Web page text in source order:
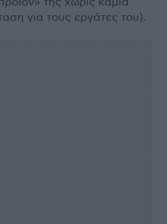
για τους εργάτες του).